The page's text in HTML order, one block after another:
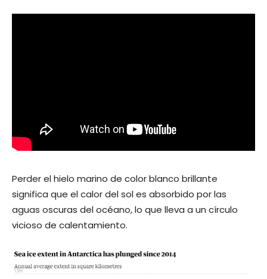
Perder el hielo marino de color blanco brillante
significa que el calor del sol es absorbido por las
aguas oscuras del océano, lo que lleva a un círculo
vicioso de calentamiento.